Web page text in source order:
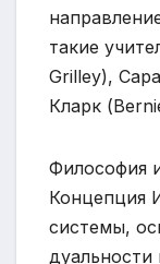
такие
Grilley),
Кларк
Философия
Концепция
системы,